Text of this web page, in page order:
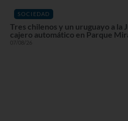
SOCIEDAD
Tres chilenos y un uruguayo a la
cajero automático en Parque
07/08/26